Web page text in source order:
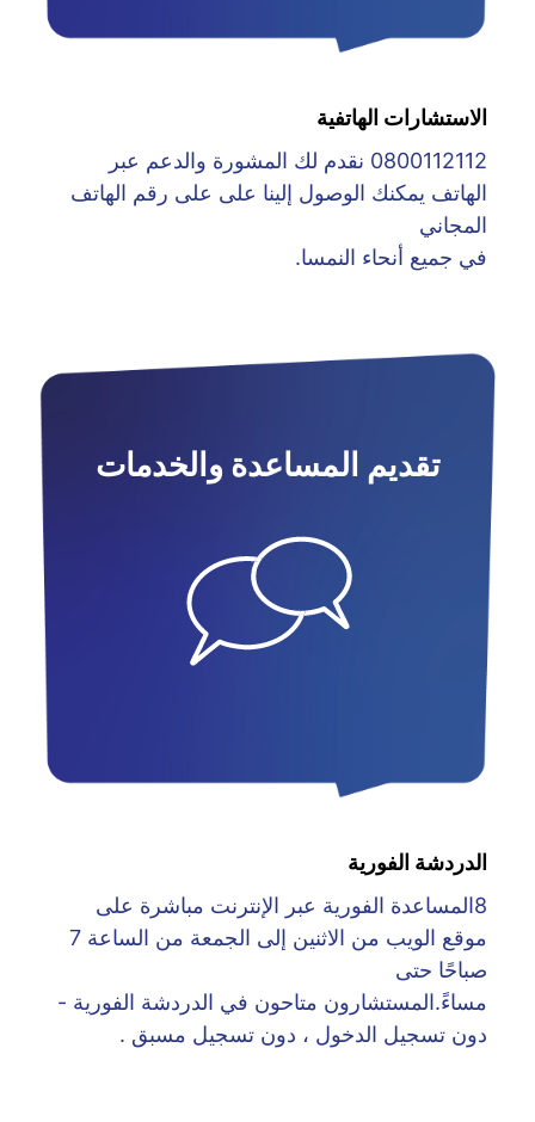
الاستشارات الهاتفية
0800112112 نقدم لك المشورة والدعم عبر
الهاتف يمكنك الوصول إلينا على على رقم الهاتف
المجاني
في جميع أنحاء النمسا.
تقديم المساعدة والخدمات
الدردشة الفورية
8المساعدة الفورية عبر الإنترنت مباشرة على
موقع الويب من الاثنين إلى الجمعة من الساعة 7
صباحًا حتى
مساءً.المستشارون متاحون في الدردشة الفورية -
دون تسجيل الدخول ، دون تسجيل مسبق .